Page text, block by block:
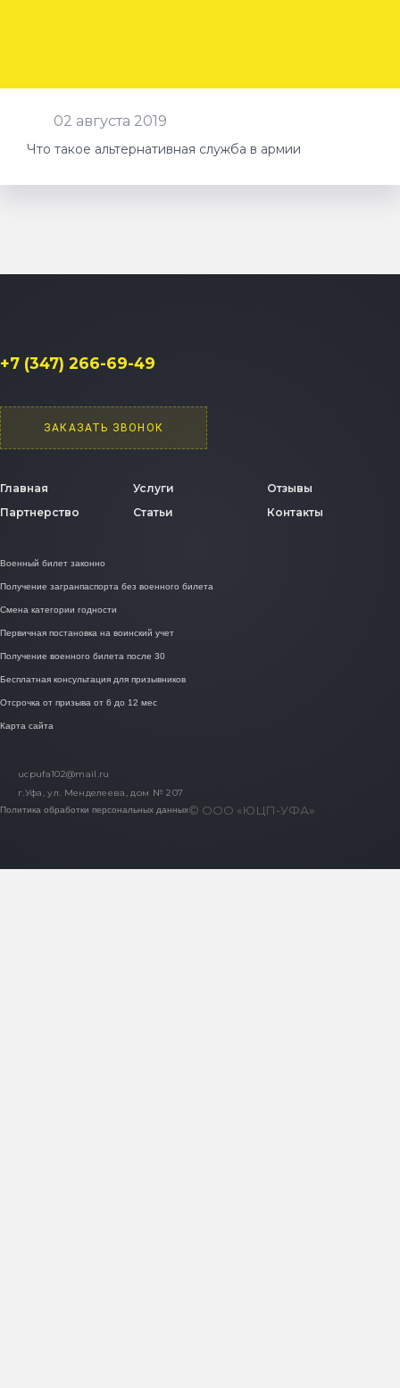
02 августа 2019
Что такое альтернативная служба в армии
+7 (347) 266-69-49
ЗАКАЗАТЬ ЗВОНОК
Главная Услуги
Отзывы
Партнерство
Статьи Контакты
Военный билет законно
Получение загранпаспорта без военного билета
Смена категории годности
Первичная постановка на воинский учет
Получение военного билета после 30
Бесплатная консультация для призывников
Отсрочка от призыва от 6 до 12 мес
Карта сайта
ucpufa102@mail.ru
г.Уфа, ул. Менделеева, дом № 207
© ООО «ЮЦП-УФА»
Политика обработки персональных данных